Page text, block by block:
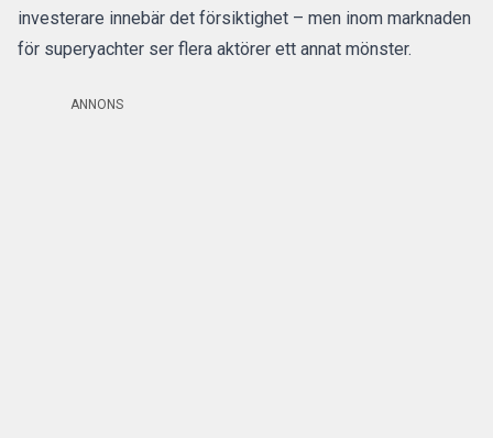
investerare innebär det försiktighet – men inom marknaden
för superyachter ser flera aktörer ett annat mönster.
ANNONS